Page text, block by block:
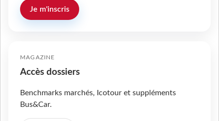
Je m'inscris
MAGAZINE
Accès dossiers
Benchmarks marchés, Icotour et suppléments
Bus&Car.